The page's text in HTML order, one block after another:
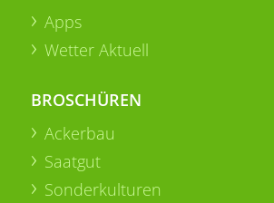
Apps
Wetter Aktuell
BROSCHÜREN
Ackerbau
Saatgut
Sonderkulturen